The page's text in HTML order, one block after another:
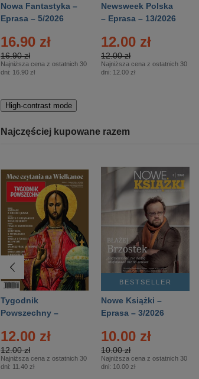
Nowa Fantastyka –
Eprasa – 5/2026
16.90 zł
16.90 zł
Najniższa cena z ostatnich 30
dni: 16.90 zł
Newsweek Polska
– Eprasa – 13/2026
12.00 zł
12.00 zł
Najniższa cena z ostatnich 30
dni: 12.00 zł
High-contrast mode
Najczęściej kupowane razem
Tygodnik
Powszechny –
12.00 zł
12.00 zł
Najniższa cena z ostatnich 30
dni: 11.40 zł
BESTSELLER
Nowe Książki –
Eprasa – 3/2026
10.00 zł
10.00 zł
Najniższa cena z ostatnich 30
dni: 10.00 zł